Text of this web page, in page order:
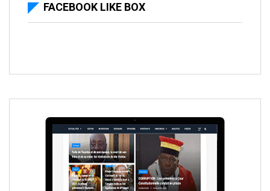
FACEBOOK LIKE BOX